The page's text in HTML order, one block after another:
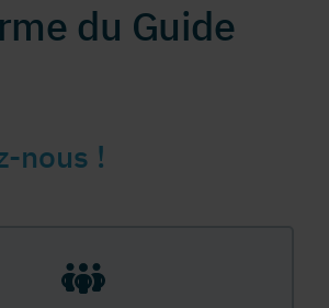
du Guide
nous !